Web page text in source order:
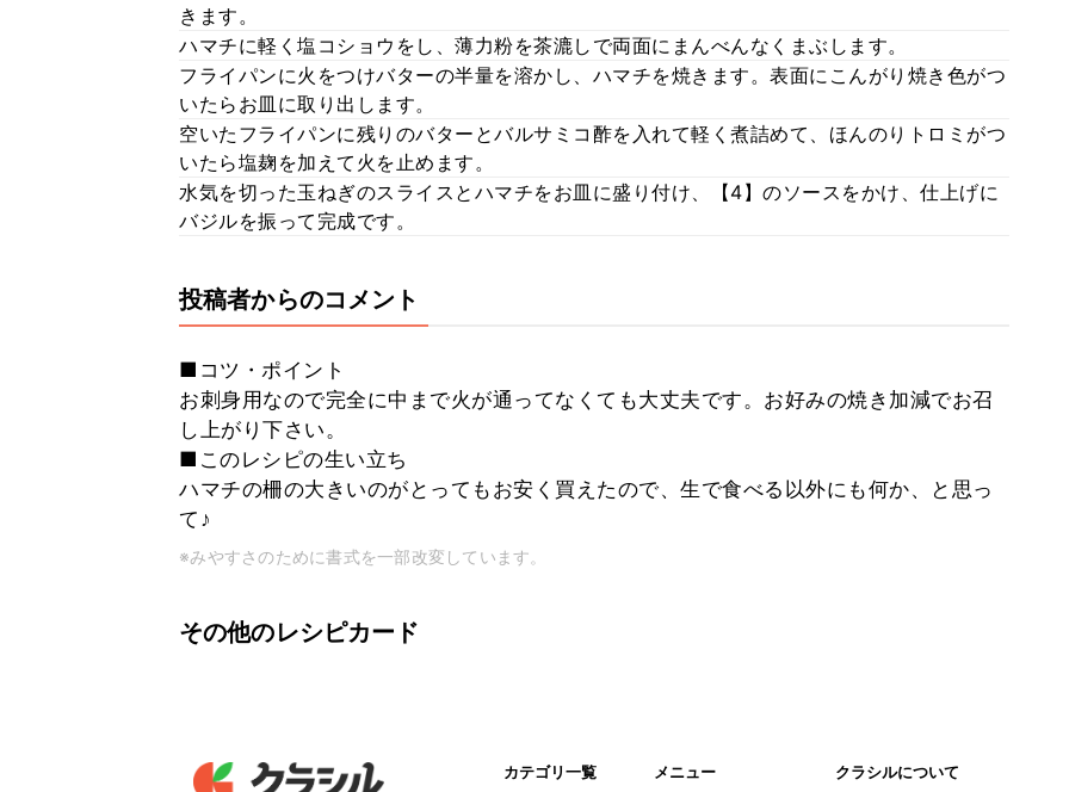
きます。
ハマチに軽く塩コショウをし、薄力粉を茶漉しで両面にまんべんなくまぶします。
フライパンに火をつけバターの半量を溶かし、ハマチを焼きます。表面にこんがり焼き色がつ
いたらお皿に取り出します。
空いたフライパンに残りのバターとバルサミコ酢を入れて軽く煮詰めて、ほんのりトロミがつ
いたら塩麹を加えて火を止めます。
水気を切った玉ねぎのスライスとハマチをお皿に盛り付け、【4】のソースをかけ、仕上げに
バジルを振って完成です。
投稿者からのコメント
■コツ・ポイント
お刺身用なので完全に中まで火が通ってなくても大丈夫です。お好みの焼き加減でお召
し上がり下さい。
■このレシピの生い立ち
ハマチの柵の大きいのがとってもお安く買えたので、生で食べる以外にも何か、と思っ
て♪
※みやすさのために書式を一部改変しています。
その他のレシピカード
カテゴリ一覧 メニュー クラシルについて